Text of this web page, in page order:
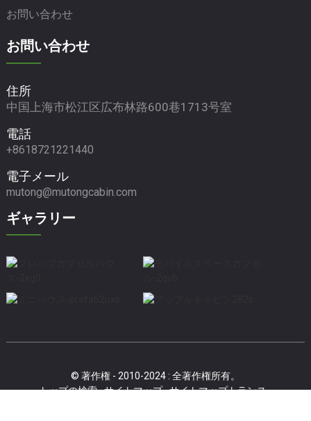
お問い合わせ
お問い合わせ
住所
中国上海市松江区広布林路600巷1713号室
電話
+8618721221440
電子メール
mutong@mutongcabin.com
ギャラリー
© 著作権 - 2010-2024 : 全著作権所有。
トップの検索
サイトマップ サイトマップトランス